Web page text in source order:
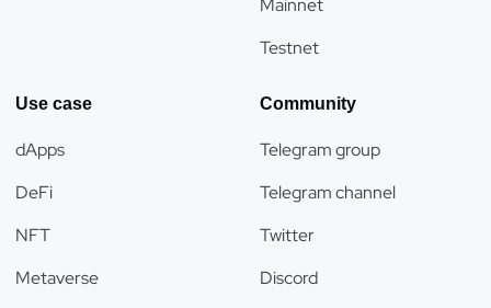
Mainnet
Testnet
Use case
dApps
DeFi
NFT
Metaverse
Community
Telegram group
Telegram channel
Twitter
Discord